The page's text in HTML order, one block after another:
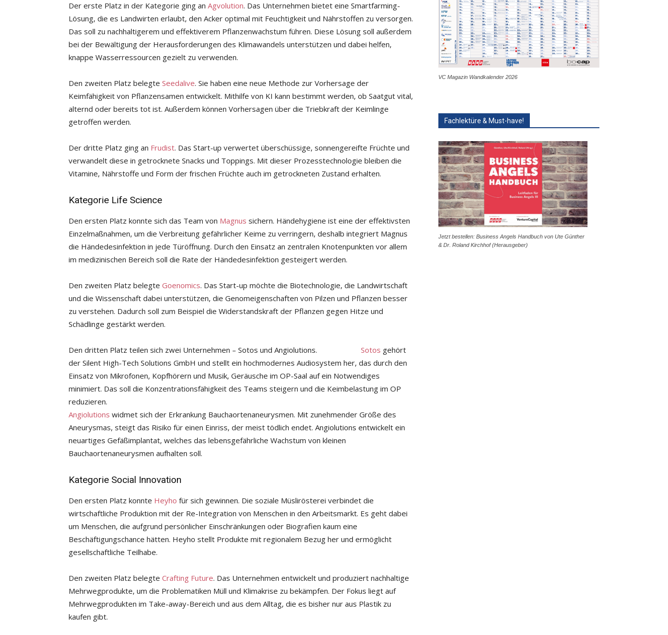
Der erste Platz in der Kategorie ging an Agvolution. Das Unternehmen bietet eine Smartfarming-
Lösung, die es Landwirten erlaubt, den Acker optimal mit Feuchtigkeit und Nährstoffen zu versorgen.
Das soll zu nachhaltigerem und effektiverem Pflanzenwachstum führen. Diese Lösung soll außerdem
bei der Bewältigung der Herausforderungen des Klimawandels unterstützen und dabei helfen,
knappe Wasserressourcen gezielt zu verwenden.
Den zweiten Platz belegte Seedalive. Sie haben eine neue Methode zur Vorhersage der
Keimfähigkeit von Pflanzensamen entwickelt. Mithilfe von KI kann bestimmt werden, ob Saatgut vital,
alternd oder bereits tot ist. Außerdem können Vorhersagen über die Triebkraft der Keimlinge
getroffen werden.
Der dritte Platz ging an Frudist. Das Start-up verwertet überschüssige, sonnengereifte Früchte und
verwandelt diese in getrocknete Snacks und Toppings. Mit dieser Prozesstechnologie bleiben die
Vitamine, Nährstoffe und Form der frischen Früchte auch im getrockneten Zustand erhalten.
Kategorie Life Science
Den ersten Platz konnte sich das Team von Magnus sichern. Händehygiene ist eine der effektivsten
Einzelmaßnahmen, um die Verbreitung gefährlicher Keime zu verringern, deshalb integriert Magnus
die Händedesinfektion in jede Türöffnung. Durch den Einsatz an zentralen Knotenpunkten vor allem
im medizinischen Bereich soll die Rate der Händedesinfektion gesteigert werden.
Den zweiten Platz belegte Goenomics. Das Start-up möchte die Biotechnologie, die Landwirtschaft
und die Wissenschaft dabei unterstützen, die Genomeigenschaften von Pilzen und Pflanzen besser
zu verstehen. Dadurch soll zum Beispiel die Widerstandskraft der Pflanzen gegen Hitze und
Schädlinge gestärkt werden.
Den dritten Platz teilen sich zwei Unternehmen – Sotos und Angiolutions. Sotos gehört
der Silent High-Tech Solutions GmbH und stellt ein hochmodernes Audiosystem her, das durch den
Einsatz von Mikrofonen, Kopfhörern und Musik, Geräusche im OP-Saal auf ein Notwendiges
minimiert. Das soll die Konzentrationsfähigkeit des Teams steigern und die Keimbelastung im OP
reduzieren.
Angiolutions widmet sich der Erkrankung Bauchaortenaneurysmen. Mit zunehmender Größe des
Aneurysmas, steigt das Risiko für einen Einriss, der meist tödlich endet. Angiolutions entwickelt ein
neuartiges Gefäßimplantat, welches das lebensgefährliche Wachstum von kleinen
Bauchaortenaneurysmen aufhalten soll.
Kategorie Social Innovation
Den ersten Platz konnte Heyho für sich gewinnen. Die soziale Müslirösterei verbindet die
wirtschaftliche Produktion mit der Re-Integration von Menschen in den Arbeitsmarkt. Es geht dabei
um Menschen, die aufgrund persönlicher Einschränkungen oder Biografien kaum eine
Beschäftigungschance hätten. Heyho stellt Produkte mit regionalem Bezug her und ermöglicht
gesellschaftliche Teilhabe.
Den zweiten Platz belegte Crafting Future. Das Unternehmen entwickelt und produziert nachhaltige
Mehrwegprodukte, um die Problematiken Müll und Klimakrise zu bekämpfen. Der Fokus liegt auf
Mehrwegprodukten im Take-away-Bereich und aus dem Alltag, die es bisher nur aus Plastik zu
kaufen gibt.
VC Magazin Wandkalender 2026
Fachlektüre & Must-have!
Jetzt bestellen: Business Angels Handbuch von Ute Günther
& Dr. Roland Kirchhof (Herausgeber)